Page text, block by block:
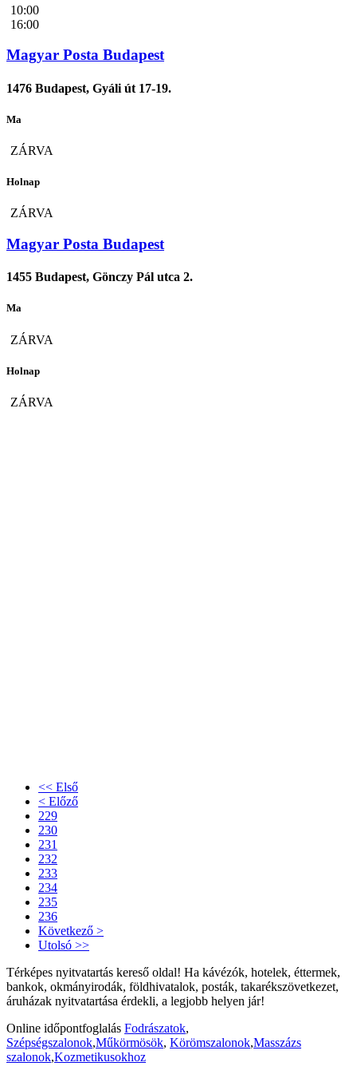
10:00
16:00
Magyar Posta Budapest
1476 Budapest, Gyáli út 17-19.
Ma
ZÁRVA
Holnap
ZÁRVA
Magyar Posta Budapest
1455 Budapest, Gönczy Pál utca 2.
Ma
ZÁRVA
Holnap
ZÁRVA
<< Első
< Előző
229
230
231
232
233
234
235
236
Következő >
Utolsó >>
Térképes nyitvatartás kereső oldal! Ha kávézók, hotelek, éttermek,
bankok, okmányirodák, földhivatalok, posták, takarékszövetkezet,
áruházak nyitvatartása érdekli, a legjobb helyen jár!
Online időpontfoglalás Fodrászatok,
Szépségszalonok,Műkörmösök, Körömszalonok,Masszázs
szalonok,Kozmetikusokhoz